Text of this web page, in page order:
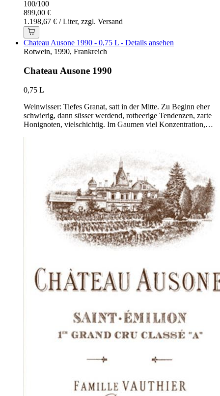
100/100
899,00 €
1.198,67 € / Liter, zzgl. Versand
Chateau Ausone 1990 - 0,75 L - Details ansehen
Rotwein, 1990, Frankreich
Chateau Ausone 1990
0,75 L
Weinwisser: Tiefes Granat, satt in der Mitte. Zu Beginn eher
schwierig, dann süsser werdend, rotbeerige Tendenzen, zarte
Honignoten, vielschichtig. Im Gaumen viel Konzentration,…